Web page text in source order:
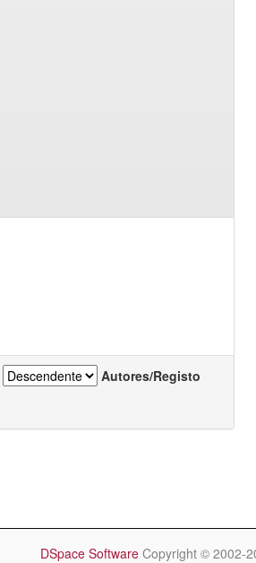
Autores/Registo
DSpace Software Copyright © 2002-